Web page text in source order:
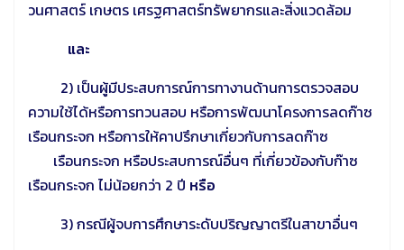
วนศาสตร์ เกษตร เศรฐศาสตร์ทรัพยากรและสิ่งแวดล้อม
และ
2) เป็นผู้มีประสบการณ์การทางานด้านการตรวจสอบ
ความใช้ได้หรือการทวนสอบ หรือการพัฒนาโครงการลดก๊าซ
เรือนกระจก หรือการให้คาปรึกษาเกี่ยวกับการลดก๊าซ
เรือนกระจก หรือประสบการณ์อื่นๆ ที่เกี่ยวข้องกับก๊าซ
เรือนกระจก ไม่น้อยกว่า 2 ปี หรือ
3)กรณีผู้จบการศึกษาระดับปริญญาตรีในสาขาอื่นๆ